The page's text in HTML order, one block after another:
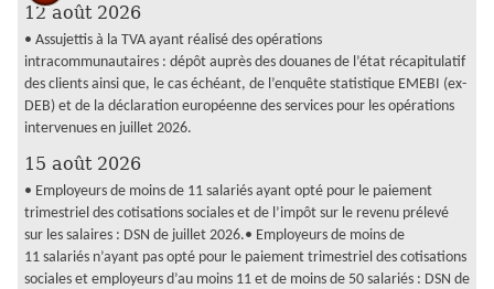
12 août 2026
• Assujettis à la TVA ayant réalisé des opérations
intracommunautaires : dépôt auprès des douanes de l’état récapitulatif
des clients ainsi que, le cas échéant, de l’enquête statistique EMEBI (ex-
DEB) et de la déclaration européenne des services pour les opérations
intervenues en juillet 2026.
15 août 2026
• Employeurs de moins de 11 salariés ayant opté pour le paiement
trimestriel des cotisations sociales et de l’impôt sur le revenu prélevé
sur les salaires : DSN de juillet 2026.• Employeurs de moins de
11 salariés n’ayant pas opté pour le paiement trimestriel des cotisations
sociales et employeurs d’au moins 11 et de moins de 50 salariés : DSN de